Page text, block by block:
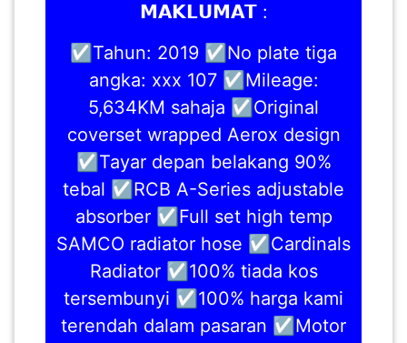
𝗠𝗔𝗞𝗟𝗨𝗠𝗔𝗧 :
☑️Tahun: 2019 ☑️No plate tiga
angka: xxx 107 ☑️Mileage:
5,634KM sahaja ☑️Original
coverset wrapped Aerox design
☑️Tayar depan belakang 90%
tebal ☑️RCB A-Series adjustable
absorber ☑️Full set high temp
SAMCO radiator hose ☑️Cardinals
Radiator ☑️100% tiada kos
tersembunyi ☑️100% harga kami
terendah dalam pasaran ☑️Motor